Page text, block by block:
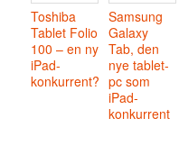
Toshiba
Tablet Folio
100 – en ny
iPad-
konkurrent?
Samsung
Galaxy
Tab, den
nye tablet-
pc som
iPad-
konkurrent